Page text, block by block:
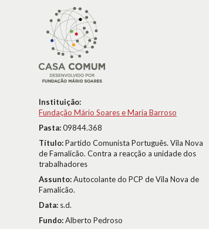
Instituição:
Fundação Mário Soares e Maria Barroso
Pasta:09844.368
Título:Partido Comunista Português. Vila Nova
de Famalicão. Contra a reacção a unidade dos
trabalhadores
Assunto:Autocolante do PCP de Vila Nova de
Famalicão.
Data: s.d.
Fundo:Alberto Pedroso